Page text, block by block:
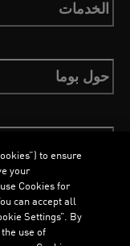
الخدمات
حول بوما
to ensure
your
Cookies for
can accept all
Settings”. By
use of